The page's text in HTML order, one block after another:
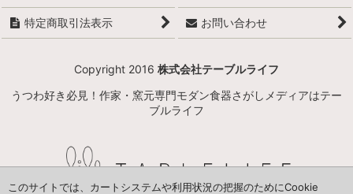
特定商取引法表示 お問い合わせ
Copyright 2016 株式会社テーブルライフ
うつわ好き必見！作家・窯元専門モダン食器さがしメディアはテー
ブルライフ
このサイトでは、カートシステムや利用状況の把握のためにCookie